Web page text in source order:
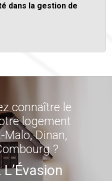
dans la gestion de
connaître le
logement
Dinan,
?